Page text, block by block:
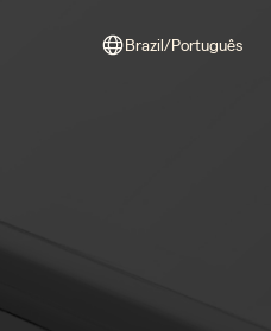
Brazil/Português